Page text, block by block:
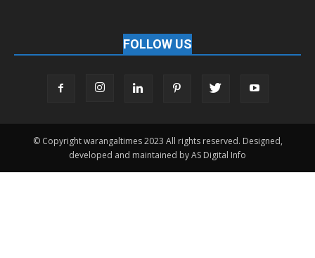
FOLLOW US
© Copyright warangaltimes 2023 All rights reserved. Designed,
developed and maintained by AS Digital Info